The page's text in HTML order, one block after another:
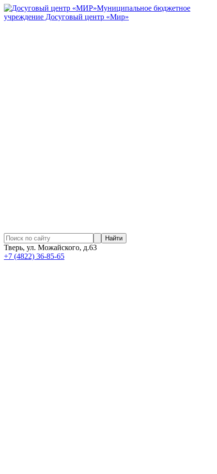
Муниципальное бюджетное
учреждение Досуговый центр «Мир»
Найти
Тверь, ул. Можайского, д.63
+7 (4822) 36-85-65